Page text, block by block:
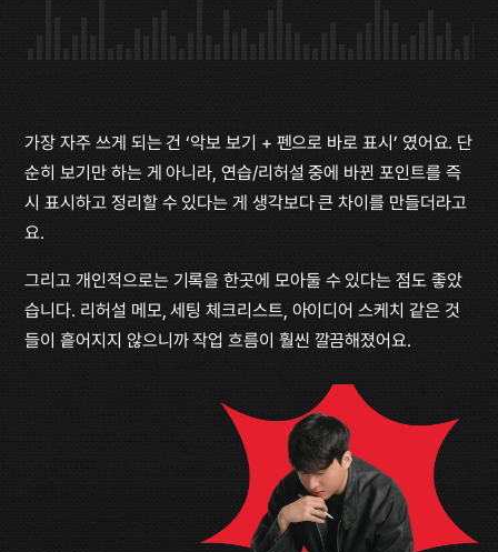
가장 자주 쓰게 되는 건 ‘악보 보기 + 펜으로 바로 표시’ 였어요. 단
순히 보기만 하는 게 아니라, 연습/리허설 중에 바뀐 포인트를 즉
시 표시하고 정리할 수 있다는 게 생각보다 큰 차이를 만들더라고
요.
그리고 개인적으로는 기록을 한곳에 모아둘 수 있다는 점도 좋았
습니다. 리허설 메모, 세팅 체크리스트, 아이디어 스케치 같은 것
들이 흩어지지 않으니까 작업 흐름이 훨씬 깔끔해졌어요.